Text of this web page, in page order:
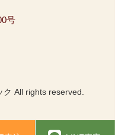
号
All rights reserved.